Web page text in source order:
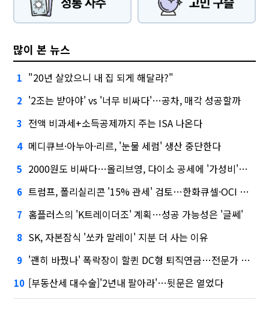
많이 본 뉴스
1 "20년 살았으니 내 집 되게 해달라?"
2 '2조는 받아야' vs '너무 비싸다'…공차, 매각 성공할까
3 전액 비과세+소득공제까지 주는 ISA 나온다
4 메디큐브·아누아·리르, '눈물 세럼' 생산 중단한다
5 2000원도 비싸다…올리브영, 다이소 공세에 '가성비'로 맞불
6 트럼프, 폴리실리콘 '15% 관세' 검토…한화큐셀·OCI 영향은?
7 홈플러스의 'K트레이더조' 계획…성공 가능성은 '글쎄'
8 SK, 자본잠식 '쏘카 말레이' 지분 더 사는 이유
9 '괜히 바꿨나' 폭락장이 할퀸 DC형 퇴직연금…전문가 조언은
10 [부동산세 대수술]'2년내 팔아라'…뒷문은 열었다